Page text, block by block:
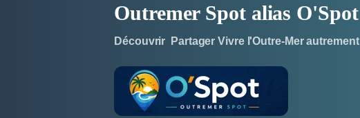
Outremer Spot alias O'Spot
Découvrir Partager Vivre l'Outre-Mer autrement